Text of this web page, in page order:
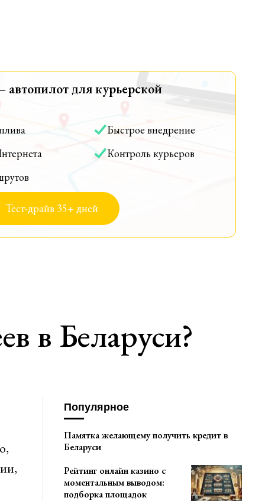
для курьерской
Быстрое внедрение
Контроль курьеров
Тест-драйв 35+ дней
в Беларуси?
Популярное
Памятка желающему получить кредит в
Беларуси
Рейтинг онлайн казино с
моментальным выводом:
подборка площадок